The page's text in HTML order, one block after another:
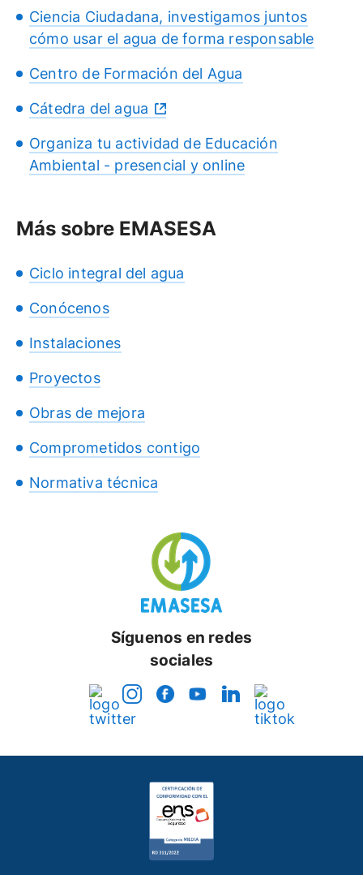
Ciencia Ciudadana, investigamos juntos
cómo usar el agua de forma responsable
Centro de Formación del Agua
Cátedra del agua
Organiza tu actividad de Educación
Ambiental - presencial y online
Más sobre EMASESA
Ciclo integral del agua
Conócenos
Instalaciones
Proyectos
Obras de mejora
Comprometidos contigo
Normativa técnica
Síguenos en redes
sociales